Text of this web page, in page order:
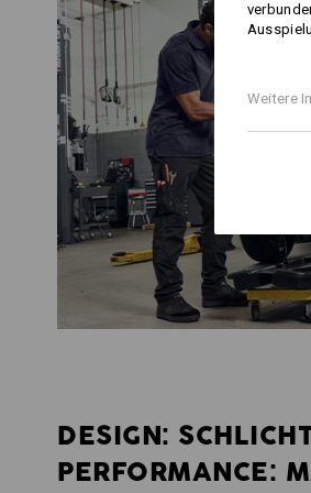
DESIGN:
PERFORMANCE:
Weitere